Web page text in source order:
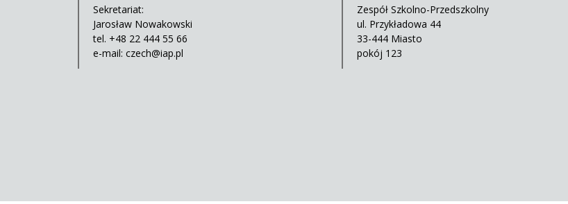
Sekretariat:
Jarosław Nowakowski
tel. +48 22 444 55 66
e-mail: czech@iap.pl
Zespół Szkolno-Przedszkolny
ul. Przykładowa 44
33-444 Miasto
pokój 123